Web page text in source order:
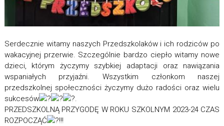
Serdecznie witamy naszych Przedszkolaków i ich rodziców po
wakacyjnej przerwie. Szczególnie bardzo ciepło witamy nowe
dzieci, którym życzymy szybkiej adaptacji oraz nawiązania
wspaniałych przyjaźni. Wszystkim członkom naszej
przedszkolnej społeczności życzymy dużo radości oraz wielu
sukcesów
.
PRZEDSZKOLNĄ PRZYGODĘ W ROKU SZKOLNYM 2023-24 CZAS
ROZPOCZĄĆ
!!!